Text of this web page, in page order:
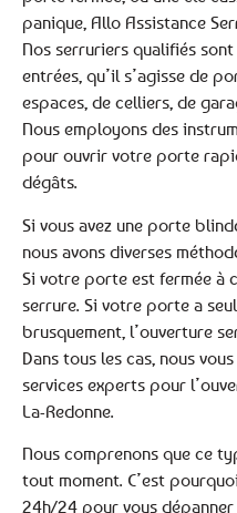
panique, Allo Assistance
Nos serruriers qualifiés
entrées, qu’il s’agisse de
espaces, de celliers, de
Nous employons des
pour ouvrir votre porte
dégâts.
Si vous avez une porte
nous avons diverses
Si votre porte est fermée à
serrure. Si votre porte a
brusquement, l’ouverture
Dans tous les cas, nous
services experts pour
La-Redonne.
Nous comprenons que ce
tout moment. C’est
24h/24 pour vous